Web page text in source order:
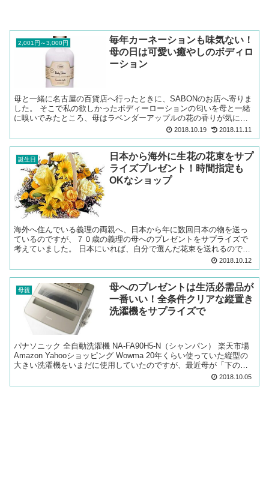
2,001円～3,000円
毎年カーネーションも味気ない！
母の日は可愛い癒やしのボディロ
ーション
母と一緒に名古屋の百貨店へ行ったときに、SABONのお店へ寄りま
した。 そこで私の欲しかったボディーローションの匂いを母と一緒
に嗅いでみたところ、母はラベンダーアップルの花の香りが気に入
ったようでした。 普段の母はボディーローションを使いま...
2018.10.19 2018.11.11
誕生日
日本から海外に生花の花束をサプ
ライズプレゼント！時間指定も
OKなショップ
海外へ住んでいる義理の両親へ、日本から年に数回日本の物を送っ
ているのですが、７０歳の義理の母へのプレゼントをサプライズで
考えていました。 日本にいれば、自分で選んだ花束を送れるのです
が、海外ではそのようなことが出来ないと諦めていました。 海...
2018.10.12
母親
母へのプレゼントは生活必需品が
一番いい！全条件クリアな縦置き
洗濯機をサプライズで
パナソニック 全自動洗濯機 NA-FA90H5-N（シャンパン） 楽天市場
Amazon Yahooショッピング Wowma 20年くらい使っていた縦型の
大きい洗濯機をいまだに使用していたのですが、最近母が「下のほ
2018.10.05